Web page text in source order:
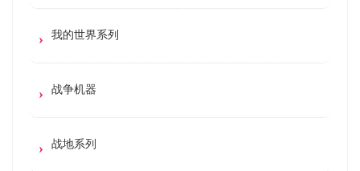
我的世界系列
战争机器
战地系列